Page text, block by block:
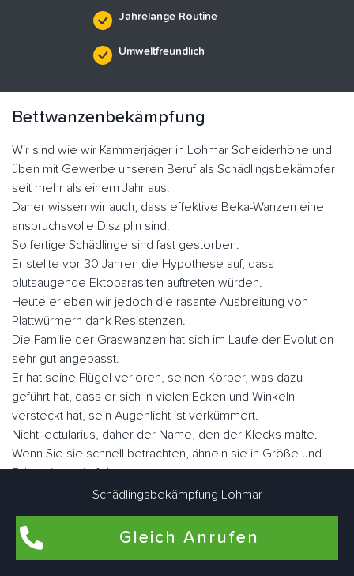
Jahrelange Routine
Umweltfreundlich
Bettwanzenbekämpfung
Wir sind wie wir Kammerjäger in Lohmar Scheiderhöhe und
üben mit Gewerbe unseren Beruf als Schädlingsbekämpfer
seit mehr als einem Jahr aus.
Daher wissen wir auch, dass effektive Beka-Wanzen eine
anspruchsvolle Disziplin sind.
So fertige Schädlinge sind fast gestorben.
Er stellte vor 30 Jahren die Hypothese auf, dass
blutsaugende Ektoparasiten auftreten würden.
Heute erleben wir jedoch die rasante Ausbreitung von
Plattwürmern dank Resistenzen.
Die Familie der Graswanzen hat sich im Laufe der Evolution
sehr gut angepasst.
Er hat seine Flügel verloren, seinen Körper, was dazu
geführt hat, dass er sich in vielen Ecken und Winkeln
versteckt hat, sein Augenlicht ist verkümmert.
Nicht lectularius, daher der Name, den der Klecks malte.
Wenn Sie sie schnell betrachten, ähneln sie in Größe und
Fabe einem Apfel.
Es gibt ungefähr fünf Millionen Parasiten, wenn sie nüchtern
erreichen.
Schädlingsbekämpfung Lohmar
Gleich Anrufen